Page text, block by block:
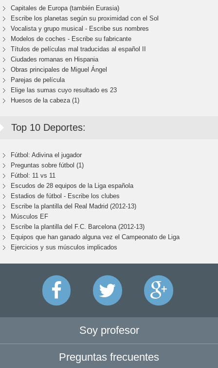
Capitales de Europa (también Eurasia)
Escribe los planetas según su proximidad con el Sol
Vocalista y grupo musical - Escribe sus nombres
Modelos de coches - Escribe su fabricante
Títulos de películas mal traducidas al español II
Ciudades romanas en Hispania
Obras principales de Miguel Ángel
Parejas de película
Elige las sumas cuyo resultado es 23
Huesos de la cabeza (1)
Top 10 Deportes:
Fútbol: Adivina el jugador
Preguntas sobre fútbol (1)
Fútbol: 11 vs 11
Escudos de 28 equipos de la Liga española
Estadios de fútbol - Escribe los clubes
Escribe la plantilla del Real Madrid (2012-13)
Músculos EF
Escribe la plantilla del F.C. Barcelona (2012-13)
Equipos que han ganado alguna vez el Campeonato de Liga
Ejercicios y sus músculos implicados
Soy profesor
Preguntas frecuentes